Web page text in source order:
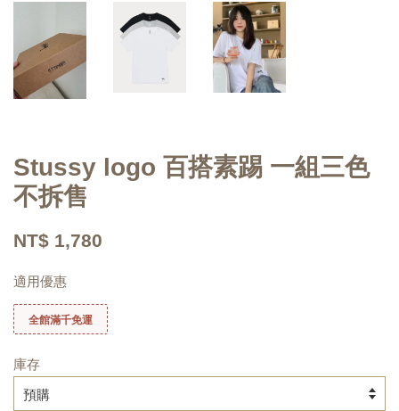
Stussy logo 百搭素踢 一組三色
不拆售
NT$ 1,780
適用優惠
全館滿千免運
庫存